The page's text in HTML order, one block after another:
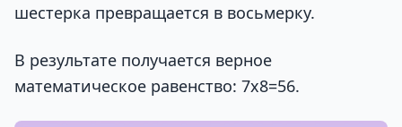
шестерка превращается в восьмерку.
В результате получается верное
математическое равенство: 7х8=56.